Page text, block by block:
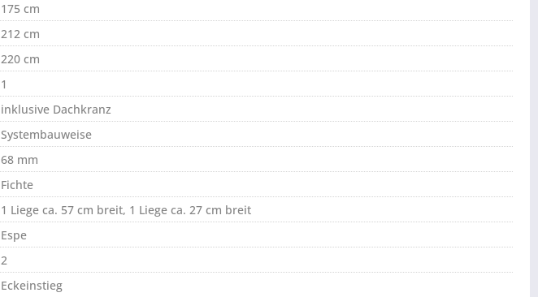
175 cm
212 cm
220 cm
1
inklusive Dachkranz
Systembauweise
68 mm
Fichte
1 Liege ca. 57 cm breit, 1 Liege ca. 27 cm breit
Espe
2
Eckeinstieg